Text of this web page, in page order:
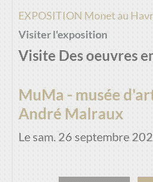
EXPOSITION Monet au
Visiter l'exposition
Visite Des oeuvres
MuMa - musée
André Malraux
Le sam. 26 septembre